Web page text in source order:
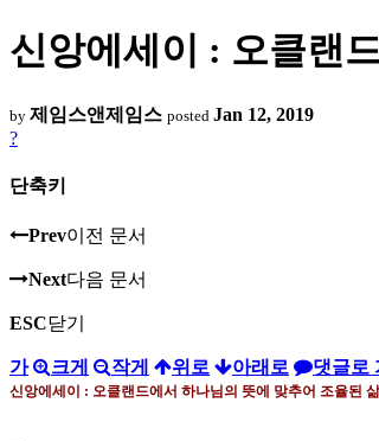
신앙에세이 : 오클랜
by 제임스앤제임스 posted Jan 12, 2019
?
단축키
Prev이전 문서
Next다음 문서
ESC닫기
가 크게 작게 위로 아래로 댓글로
신앙에세이 : 오클랜드에서 하나님의 뜻에 맞추어 조율된